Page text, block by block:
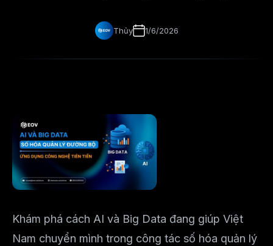
Thủy 1/6/2026
Khám phá cách AI và Big Data đang giúp Việt
Nam chuyển mình trong công tác số hóa quản lý